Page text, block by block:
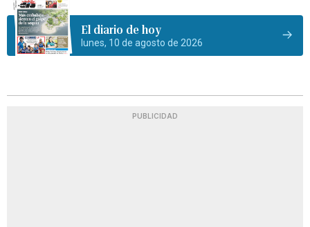
El diario de hoy
lunes, 10 de agosto de 2026
PUBLICIDAD